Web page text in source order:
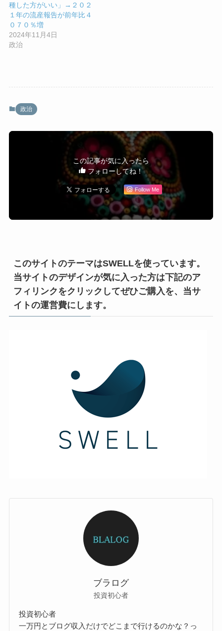
種した方がいい」→２０２
１年の流産報告が前年比４
０７０％増
2024年11月4日
政治
政治
この記事が気に入ったら
フォローしてね！
Follow Me
このサイトのテーマはSWELLを使っています。
当サイトのデザインが気に入った方は下記のア
フィリンクをクリックしてぜひご購入を、当サ
イトの運営費にします。
ブラログ
投資初心者
投資初心者
一万円とブログ収入だけでどこまで行けるのかな？っ